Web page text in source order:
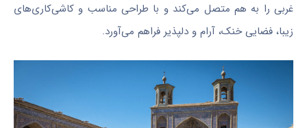
غربی را به هم متصل می‌کند و با طراحی مناسب و کاشی‌کاری‌های
زیبا، فضایی خنک، آرام و دلپذیر فراهم می‌آورد.